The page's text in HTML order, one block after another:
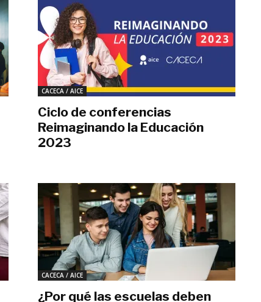
CACECA / AICE
Ciclo de conferencias
Reimaginando la Educación
2023
CACECA / AICE
¿Por qué las escuelas deben